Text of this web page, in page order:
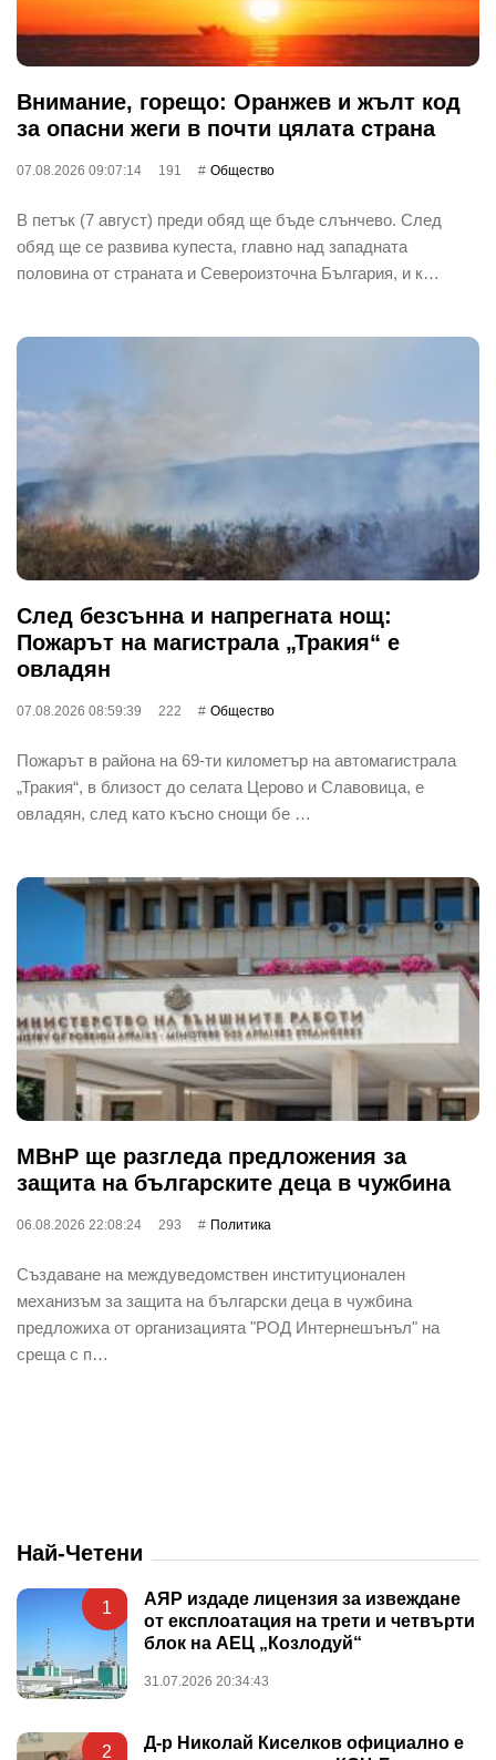
Внимание, горещо: Оранжев и жълт код
за опасни жеги в почти цялата страна
07.08.2026 09:07:14 191 Общество
В петък (7 август) преди обяд ще бъде слънчево. След
обяд ще се развива купеста, главно над западната
половина от страната и Североизточна България, и к…
След безсънна и напрегната нощ:
Пожарът на магистрала „Тракия“ е
овладян
07.08.2026 08:59:39 222 Общество
Пожарът в района на 69-ти километър на автомагистрала
„Тракия“, в близост до селата Церово и Славовица, е
овладян, след като късно снощи бе …
МВнР ще разгледа предложения за
защита на българските деца в чужбина
06.08.2026 22:08:24 293 Политика
Създаване на междуведомствен институционален
механизъм за защита на български деца в чужбина
предложиха от организацията "РОД Интернешънъл" на
среща с п…
Най-Четени
1
АЯР издаде лицензия за извеждане
от експлоатация на трети и четвърти
блок на АЕЦ „Козлодуй“
31.07.2026 20:34:43
2
Д-р Николай Киселков официално е